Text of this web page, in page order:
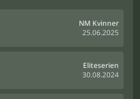
NM Kvinner
25.06.2025
Eliteserien
30.08.2024